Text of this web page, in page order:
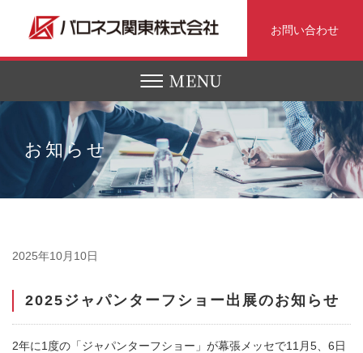
お問い合わせ
お知らせ
2025年10月10日
2025ジャパンターフショー出展のお知らせ
2年に1度の「ジャパンターフショー」が幕張メッセで11月5、6日